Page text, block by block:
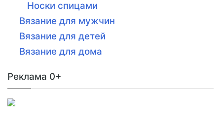
Носки спицами
Вязание для мужчин
Вязание для детей
Вязание для дома
Реклама 0+